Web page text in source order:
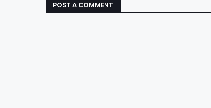
POST A COMMENT